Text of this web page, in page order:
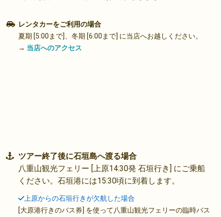
レンタカーをご利用の場合
夏期 [5:00まで]、冬期 [6:00まで] に当店へお越しください。
→ 当店へのアクセス
ツアー終了後に石垣島へ渡る場合
八重山観光フェリー [上原14:30発 石垣行き] にご乗船
ください。石垣港には15:30頃に到着します。
上原からの石垣行きが欠航した場合
[大原港行きのバス券] を使って八重山観光フェリーの臨時バス